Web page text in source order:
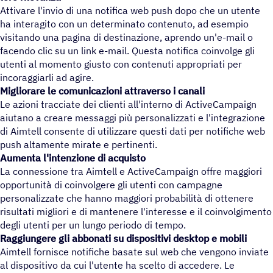
Attivare l'invio di una notifica web push dopo che un utente
ha interagito con un determinato contenuto, ad esempio
visitando una pagina di destinazione, aprendo un'e-mail o
facendo clic su un link e-mail. Questa notifica coinvolge gli
utenti al momento giusto con contenuti appropriati per
incoraggiarli ad agire.
Migliorare le comunicazioni attraverso i canali
Le azioni tracciate dei clienti all'interno di ActiveCampaign
aiutano a creare messaggi più personalizzati e l'integrazione
di Aimtell consente di utilizzare questi dati per notifiche web
push altamente mirate e pertinenti.
Aumenta l'intenzione di acquisto
La connessione tra Aimtell e ActiveCampaign offre maggiori
opportunità di coinvolgere gli utenti con campagne
personalizzate che hanno maggiori probabilità di ottenere
risultati migliori e di mantenere l'interesse e il coinvolgimento
degli utenti per un lungo periodo di tempo.
Raggiungere gli abbonati su dispositivi desktop e mobili
Aimtell fornisce notifiche basate sul web che vengono inviate
al dispositivo da cui l'utente ha scelto di accedere. Le